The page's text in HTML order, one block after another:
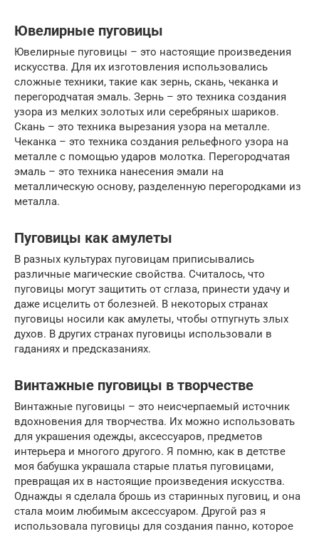
Ювелирные пуговицы
Ювелирные пуговицы – это настоящие произведения
искусства. Для их изготовления использовались
сложные техники, такие как зернь, скань, чеканка и
перегородчатая эмаль. Зернь – это техника создания
узора из мелких золотых или серебряных шариков.
Скань – это техника вырезания узора на металле.
Чеканка – это техника создания рельефного узора на
металле с помощью ударов молотка. Перегородчатая
эмаль – это техника нанесения эмали на
металлическую основу, разделенную перегородками из
металла.
Пуговицы как амулеты
В разных культурах пуговицам приписывались
различные магические свойства. Считалось, что
пуговицы могут защитить от сглаза, принести удачу и
даже исцелить от болезней. В некоторых странах
пуговицы носили как амулеты, чтобы отпугнуть злых
духов. В других странах пуговицы использовали в
гаданиях и предсказаниях.
Винтажные пуговицы в творчестве
Винтажные пуговицы – это неисчерпаемый источник
вдохновения для творчества. Их можно использовать
для украшения одежды, аксессуаров, предметов
интерьера и многого другого. Я помню, как в детстве
моя бабушка украшала старые платья пуговицами,
превращая их в настоящие произведения искусства.
Однажды я сделала брошь из старинных пуговиц, и она
стала моим любимым аксессуаром. Другой раз я
использовала пуговицы для создания панно, которое